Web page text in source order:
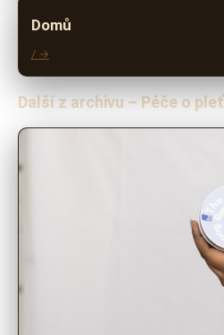
Domů
/ →
Další z archivu – Péče o pleť